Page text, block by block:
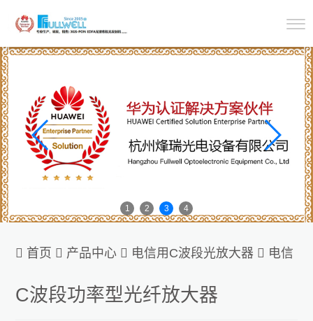
1 2 3 4
 首页  产品中心  电信用C波段光放大器  电信
用C波段光纤放大器
C波段功率型光纤放大器